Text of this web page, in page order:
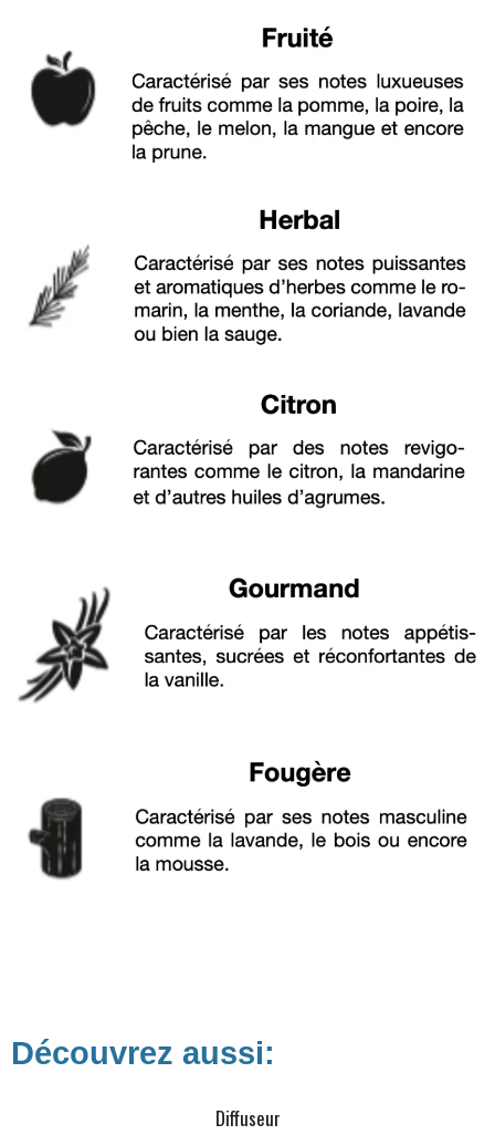
Découvrez aussi:
Diffuseur